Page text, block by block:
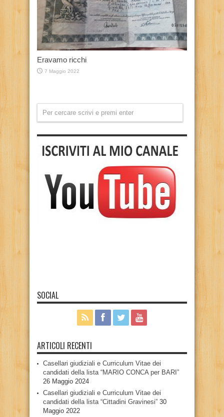
Eravamo ricchi
7 Maggio 2022
SOCIAL
ARTICOLI RECENTI
Casellari giudiziali e Curriculum Vitae dei
candidati della lista “MARIO CONCA per BARI”
26 Maggio 2024
Casellari giudiziali e Curriculum Vitae dei
candidati della lista “Cittadini Gravinesi” 30
Maggio 2022